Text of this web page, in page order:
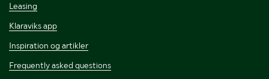
Leasing
Klaraviks app
Inspiration og artikler
Frequently asked questions